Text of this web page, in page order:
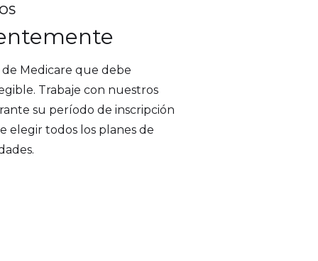
Medicare que debe
Trabaje con nuestros
su período de inscripción
elegir todos los planes de